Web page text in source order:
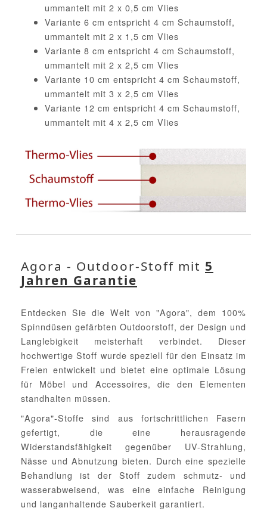
ummantelt mit 2 x 0,5 cm Vlies
Variante 6 cm entspricht 4 cm Schaumstoff,
ummantelt mit 2 x 1,5 cm Vlies
Variante 8 cm entspricht 4 cm Schaumstoff,
ummantelt mit 2 x 2,5 cm Vlies
Variante 10 cm entspricht 4 cm Schaumstoff,
ummantelt mit 3 x 2,5 cm Vlies
Variante 12 cm entspricht 4 cm Schaumstoff,
ummantelt mit 4 x 2,5 cm Vlies
Agora - Outdoor-Stoff mit 5
Jahren Garantie
Entdecken Sie die Welt von "Agora", dem 100%
Spinndüsen gefärbten Outdoorstoff, der Design und
Langlebigkeit meisterhaft verbindet. Dieser
hochwertige Stoff wurde speziell für den Einsatz im
Freien entwickelt und bietet eine optimale Lösung
für Möbel und Accessoires, die den Elementen
standhalten müssen.
"Agora"-Stoffe sind aus fortschrittlichen Fasern
gefertigt, die eine herausragende
Widerstandsfähigkeit gegenüber UV-Strahlung,
Nässe und Abnutzung bieten. Durch eine spezielle
Behandlung ist der Stoff zudem schmutz- und
wasserabweisend, was eine einfache Reinigung
und langanhaltende Sauberkeit garantiert.